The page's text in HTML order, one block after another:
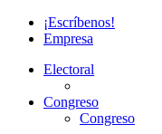
¡Escríbenos!
Empresa
Electoral
Congreso
Congreso